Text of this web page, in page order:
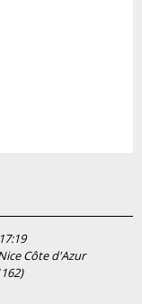
Côte d'Azur
)